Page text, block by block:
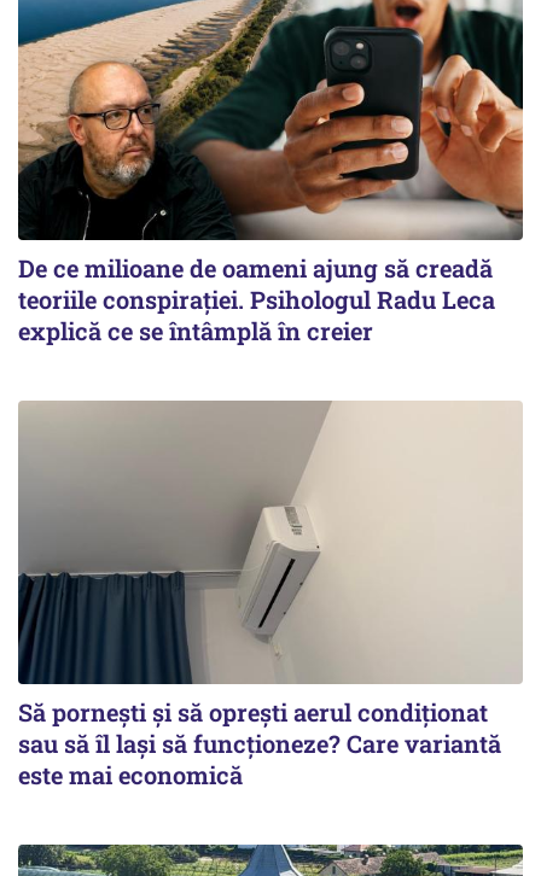
De ce milioane de oameni ajung să creadă
teoriile conspirației. Psihologul Radu Leca
explică ce se întâmplă în creier
Să pornești și să oprești aerul condiționat
sau să îl lași să funcționeze? Care variantă
este mai economică